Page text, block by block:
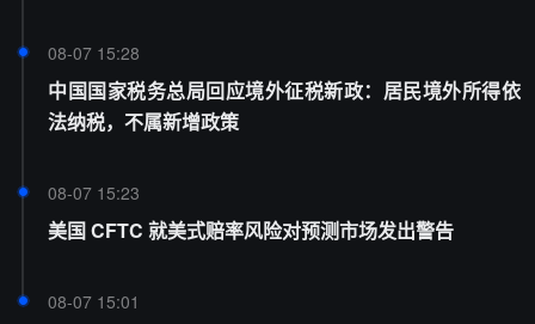
08-07 15:28
中国国家税务总局回应境外征税新政：居民境外所得依
法纳税，不属新增政策
08-07 15:23
美国 CFTC 就美式赔率风险对预测市场发出警告
08-07 15:01